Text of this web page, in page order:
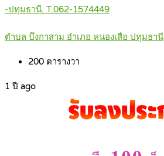
-ปทุมธานี. T.062-1574449
ตำบล บึงกาสาม อำเภอ หนองเสือ ปทุมธานี
200 ตารางวา
1 ปี ago